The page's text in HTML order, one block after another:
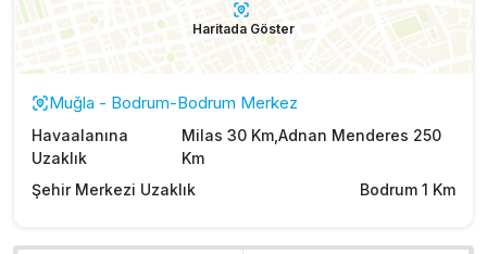
Haritada Göster
Muğla - Bodrum-Bodrum Merkez
Havaalanına
Uzaklık
Milas 30 Km,Adnan Menderes 250
Km
Şehir Merkezi Uzaklık
Bodrum 1 Km